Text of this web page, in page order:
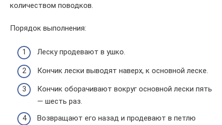
количеством поводков.
Порядок выполнения:
Леску продевают в ушко.
Кончик лески выводят наверх, к основной леске.
Кончик оборачивают вокруг основной лески пять
— шесть раз.
Возвращают его назад и продевают в петлю